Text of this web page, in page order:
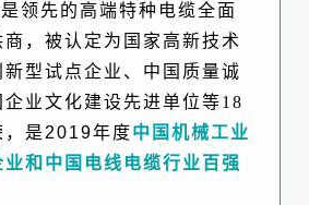
领先的高端特种电缆全面
，被认定为国家高新技术
型试点企业、中国质量诚
业文化建设先进单位等18
是2019年度中国机械工业
和中国电线电缆行业百强